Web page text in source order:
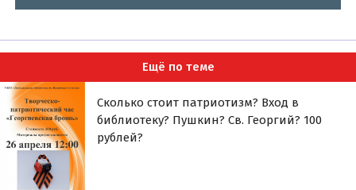
Ещё по теме
Сколько стоит патриотизм? Вход в
библиотеку? Пушкин? Св. Георгий? 100
рублей?